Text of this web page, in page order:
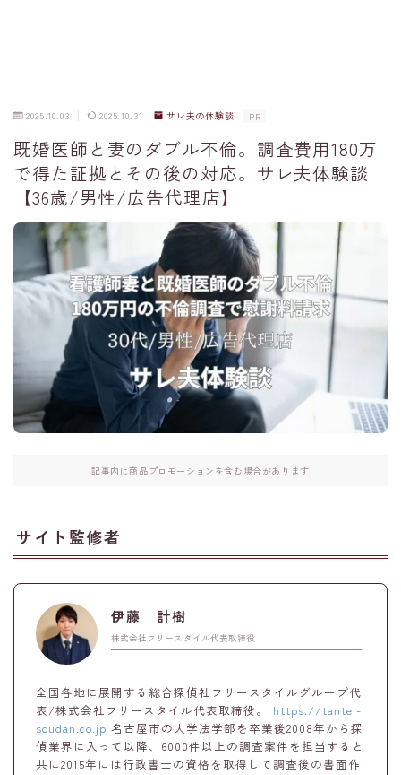
2025.10.03 2025.10.31 サレ夫の体験談 PR
既婚医師と妻のダブル不倫。調査費用180万
で得た証拠とその後の対応。サレ夫体験談
【36歳/男性/広告代理店】
記事内に商品プロモーションを含む場合があります
サイト監修者
伊藤 計樹
株式会社フリースタイル代表取締役
全国各地に展開する総合探偵社フリースタイルグループ代
表/株式会社フリースタイル代表取締役。 https://tantei-
soudan.co.jp 名古屋市の大学法学部を卒業後2008年から探
偵業界に入って以降、6000件以上の調査案件を担当すると
共に2015年には行政書士の資格を取得して調査後の書面作